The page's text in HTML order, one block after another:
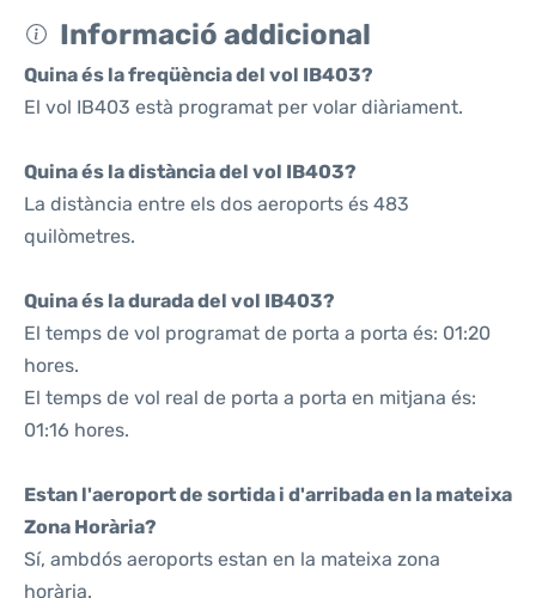
Informació addicional
Quina és la freqüència del vol IB403?
El vol IB403 està programat per volar diàriament.
Quina és la distància del vol IB403?
La distància entre els dos aeroports és 483
quilòmetres.
Quina és la durada del vol IB403?
El temps de vol programat de porta a porta és: 01:20
hores.
El temps de vol real de porta a porta en mitjana és:
01:16 hores.
Estan l'aeroport de sortida i d'arribada en la mateixa
Zona Horària?
Sí, ambdós aeroports estan en la mateixa zona
horària.